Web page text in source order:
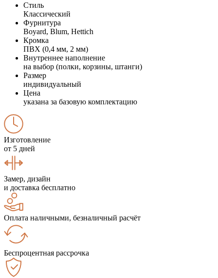
Стиль
Классический
Фурнитура
Boyard, Blum, Hettich
Кромка
ПВХ (0,4 мм, 2 мм)
Внутреннее наполнение
на выбор (полки, корзины, штанги)
Размер
индивидуальный
Цена
указана за базовую комплектацию
Изготовление
от 5 дней
Замер, дизайн
и доставка бесплатно
Оплата наличными, безналичный расчёт
Беспроцентная рассрочка